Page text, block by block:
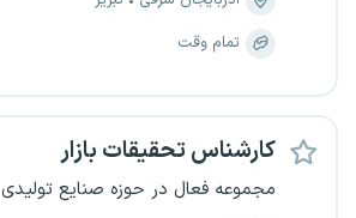
تمام وقت
کارشناس تحقیقات بازار
مجموعه فعال در حوزه صنایع تولیدی